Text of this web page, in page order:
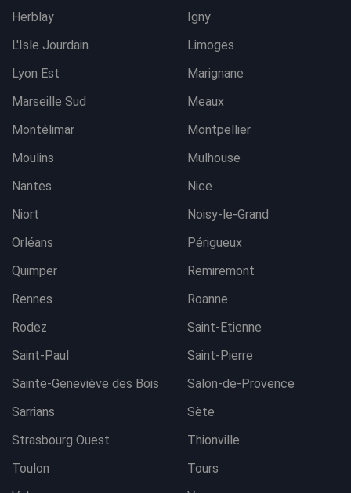
Herblay
Igny
L'Isle Jourdain
Limoges
Lyon Est
Marignane
Marseille Sud
Meaux
Montélimar
Montpellier
Moulins
Mulhouse
Nantes
Nice
Niort
Noisy-le-Grand
Orléans
Périgueux
Quimper
Remiremont
Rennes
Roanne
Rodez
Saint-Etienne
Saint-Paul
Saint-Pierre
Sainte-Geneviève des Bois
Salon-de-Provence
Sarrians
Sète
Strasbourg Ouest
Thionville
Toulon
Tours